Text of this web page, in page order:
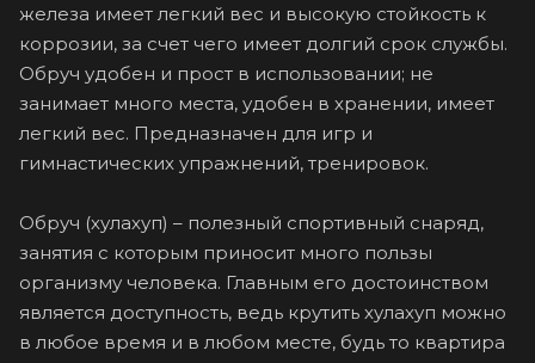
железа имеет легкий вес и высокую стойкость к
коррозии, за счет чего имеет долгий срок службы.
Обруч удобен и прост в использовании; не
занимает много места, удобен в хранении, имеет
легкий вес. Предназначен для игр и
гимнастических упражнений, тренировок.
Обруч (хулахуп) – полезный спортивный снаряд,
занятия с которым приносит много пользы
организму человека. Главным его достоинством
является доступность, ведь крутить хулахуп можно
в любое время и в любом месте, будь то квартира